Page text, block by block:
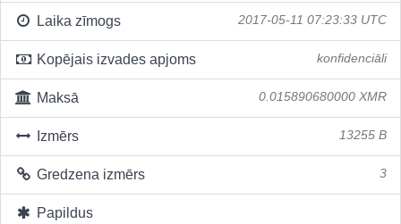
Laika zīmogs 2017-05-11 07:23:33 UTC
Kopējais izvades apjoms konfidenciāli
Maksā 0.015890680000 XMR
Izmērs 13255 B
Gredzena izmērs 3
Papildus